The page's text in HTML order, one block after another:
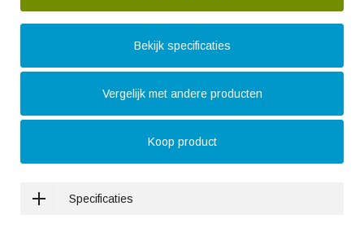
Bekijk specificaties
Vergelijk met andere producten
Koop product
Specificaties